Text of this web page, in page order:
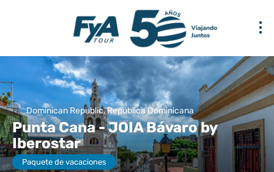
Dominican Republic, República Dominicana
Punta Cana - JOIA Bávaro by
Iberostar
Paquete de vacaciones